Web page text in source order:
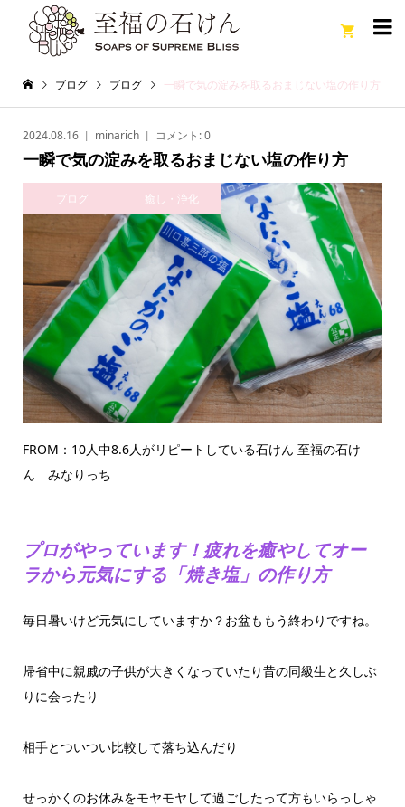

ブログ ブログ 一瞬で気の淀みを取るおまじない塩の作り方
2024.08.16 minarich コメント:0
一瞬で気の淀みを取るおまじない塩の作り方
ブログ 癒し・浄化
FROM：10人中8.6人がリピートしている石けん 至福の石け
ん みなりっち
プロがやっています！疲れを癒やしてオー
ラから元気にする「焼き塩」の作り方
毎日暑いけど元気にしていますか？お盆ももう終わりですね。
帰省中に親戚の子供が大きくなっていたり昔の同級生と久しぶ
りに会ったり
相手とついつい比較して落ち込んだり
せっかくのお休みをモヤモヤして過ごしたって方もいらっしゃ